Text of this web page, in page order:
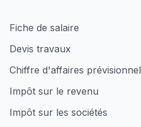
Fiche de salaire
Devis travaux
Chiffre d'affaires prévisionnel
Impôt sur le revenu
Impôt sur les sociétés